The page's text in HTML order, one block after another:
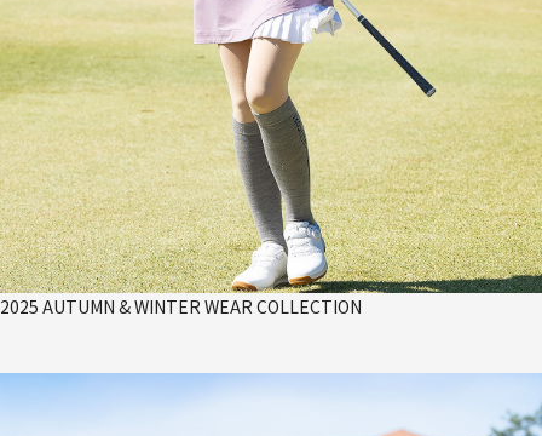
2025 AUTUMN & WINTER WEAR COLLECTION